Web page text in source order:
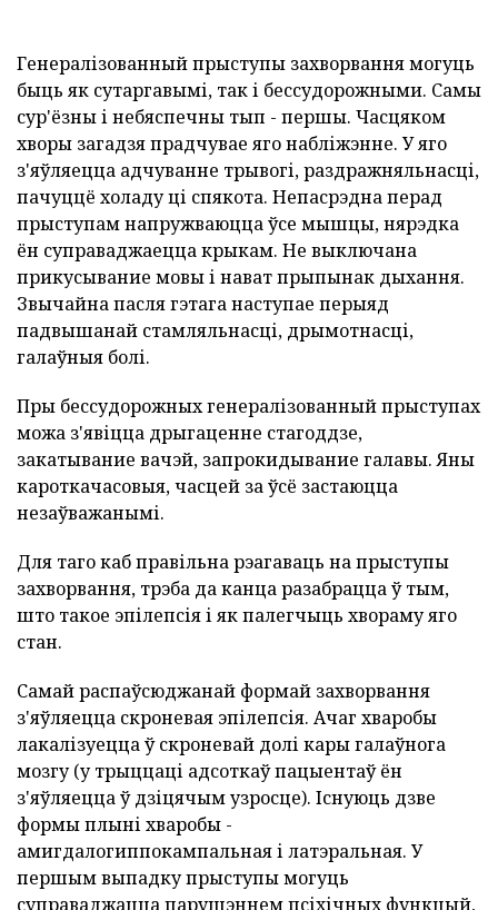
Генералізованный прыступы захворвання могуць
быць як сутаргавымі, так і бессудорожными. Самы
сур'ёзны і небяспечны тып - першы. Часцяком
хворы загадзя прадчувае яго набліжэнне. У яго
з'яўляецца адчуванне трывогі, раздражняльнасці,
пачуццё холаду ці спякота. Непасрэдна перад
прыступам напружваюцца ўсе мышцы, нярэдка
ён суправаджаецца крыкам. Не выключана
прикусывание мовы і нават прыпынак дыхання.
Звычайна пасля гэтага наступае перыяд
падвышанай стамляльнасці, дрымотнасці,
галаўныя болі.
Пры бессудорожных генералізованный прыступах
можа з'явіцца дрыгаценне стагоддзе,
закатывание вачэй, запрокидывание галавы. Яны
кароткачасовыя, часцей за ўсё застаюцца
незаўважанымі.
Для таго каб правільна рэагаваць на прыступы
захворвання, трэба да канца разабрацца ў тым,
што такое эпілепсія і як палегчыць хвораму яго
стан.
Самай распаўсюджанай формай захворвання
з'яўляецца скроневая эпілепсія. Ачаг хваробы
лакалізуецца ў скроневай долі кары галаўнога
мозгу (у трыццаці адсоткаў пацыентаў ён
з'яўляецца ў дзіцячым узросце). Існуюць дзве
формы плыні хваробы -
амигдалогиппокампальная і латэральная. У
першым выпадку прыступы могуць
суправаджацца парушэннем псіхічных функцый,